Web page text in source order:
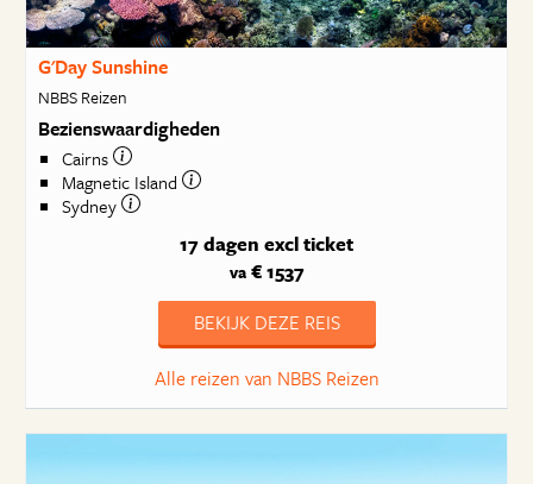
G'Day Sunshine
NBBS Reizen
Bezienswaardigheden
Cairns
Magnetic Island
Sydney
17 dagen excl ticket
va€ 1537
BEKIJK DEZE REIS
Alle reizen van NBBS Reizen